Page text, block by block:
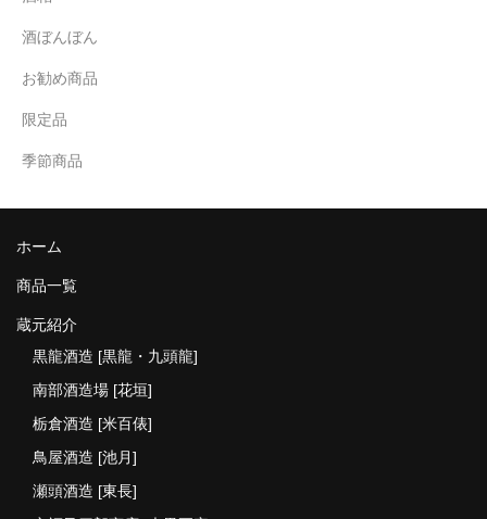
酒ぼんぼん
お勧め商品
限定品
季節商品
ホーム
商品一覧
蔵元紹介
黒龍酒造 [黒龍・九頭龍]
南部酒造場 [花垣]
栃倉酒造 [米百俵]
鳥屋酒造 [池月]
瀬頭酒造 [東長]